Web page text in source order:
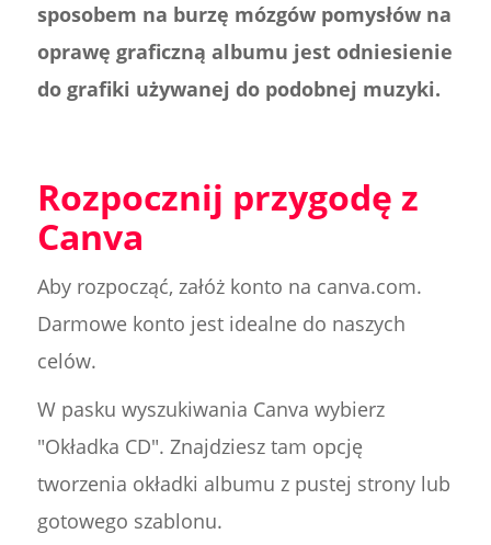
sposobem na burzę mózgów pomysłów na
oprawę graficzną albumu jest odniesienie
do grafiki używanej do podobnej muzyki.
Rozpocznij przygodę z
Canva
Aby rozpocząć, załóż konto na canva.com.
Darmowe konto jest idealne do naszych
celów.
W pasku wyszukiwania Canva wybierz
"Okładka CD". Znajdziesz tam opcję
tworzenia okładki albumu z pustej strony lub
gotowego szablonu.